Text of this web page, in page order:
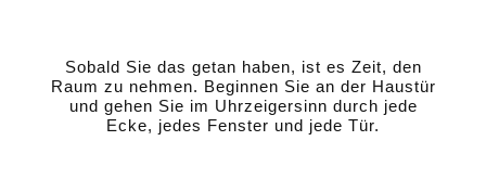
Sobald Sie das getan haben, ist es Zeit, den
Raum zu nehmen. Beginnen Sie an der Haustür
und gehen Sie im Uhrzeigersinn durch jede
Ecke, jedes Fenster und jede Tür.